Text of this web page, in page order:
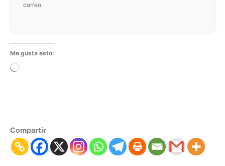
correo.
Me gusta esto:
Cargando...
Compartir